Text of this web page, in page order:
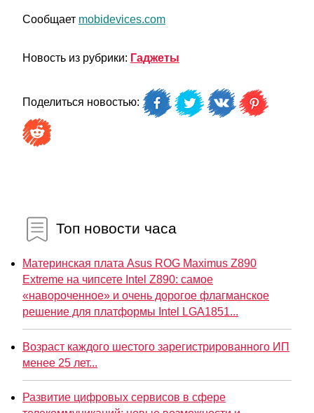
Сообщает mobidevices.com
Новость из рубрики: Гаджеты
Поделиться новостью:
Топ новости часа
Материнская плата Asus ROG Maximus Z890
Extreme на чипсете Intel Z890: самое
«навороченное» и очень дорогое флагманское
решение для платформы Intel LGA1851...
Возраст каждого шестого зарегистрированного ИП
менее 25 лет...
Развитие цифровых сервисов в сфере